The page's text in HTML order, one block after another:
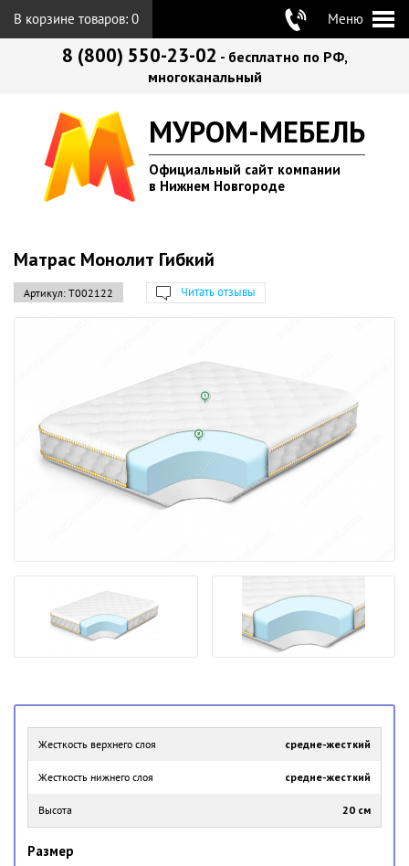
В корзине товаров: 0 Меню
8 (800) 550-23-02 - бесплатно по РФ,
многоканальный
МУРОМ-МЕБЕЛЬ
Официальный сайт компании
в Нижнем Новгороде
Матрас Монолит Гибкий
Артикул: Т002122 Читать отзывы
Жесткость верхнего слоя средне-жесткий
Жесткость нижнего слоя средне-жесткий
Высота 20 см
Размер